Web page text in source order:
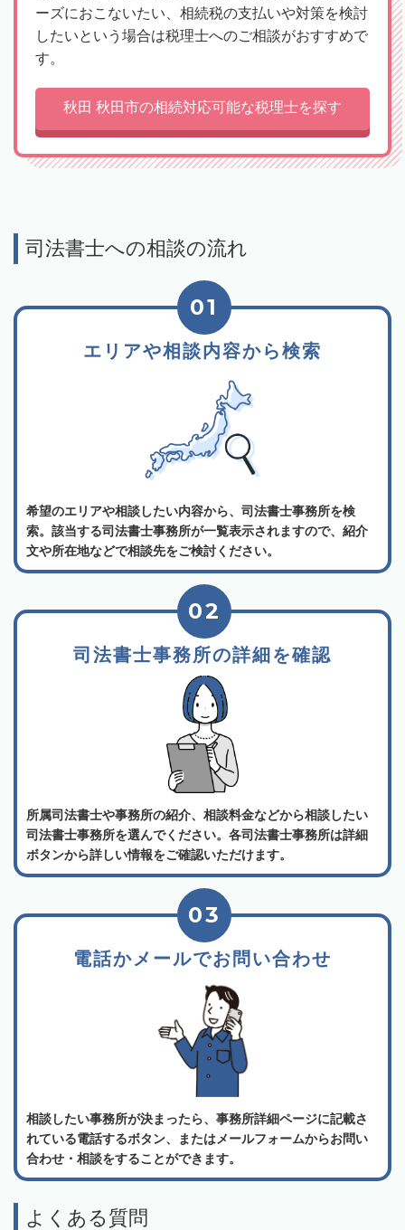
ーズにおこないたい、相続税の支払いや対策を検討
したいという場合は税理士へのご相談がおすすめで
す。
秋田 秋田市の相続対応可能な税理士を探す
司法書士への相談の流れ
エリアや相談内容から検索
01
希望のエリアや相談したい内容から、司法書士事務所を検
索。該当する司法書士事務所が一覧表示されますので、紹介
文や所在地などで相談先をご検討ください。
司法書士事務所の詳細を確認
02
所属司法書士や事務所の紹介、相談料金などから相談したい
司法書士事務所を選んでください。各司法書士事務所は詳細
ボタンから詳しい情報をご確認いただけます。
電話かメールでお問い合わせ
03
相談したい事務所が決まったら、事務所詳細ページに記載さ
れている電話するボタン、またはメールフォームからお問い
合わせ・相談をすることができます。
よくある質問